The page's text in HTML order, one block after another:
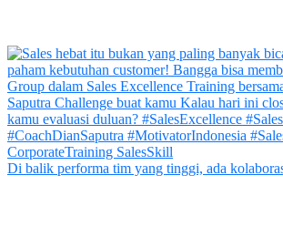
Di balik performa tim yang tinggi, ada